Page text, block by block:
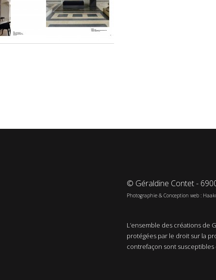
© Géraldine Contet -
Photographie & Conception web :
L’ensemble des créations de
protégées par le droit sur la
contrefaçon sont